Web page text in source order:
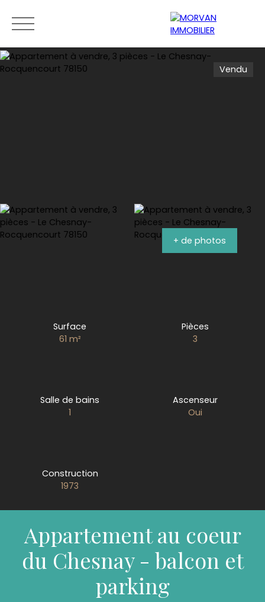
Menu Vendu
+ de photos
Surface
61 m²
Pièces
3
Salle de bains
1
Ascenseur
Oui
Construction
1973
Appartement au coeur
du Chesnay - balcon et
parking